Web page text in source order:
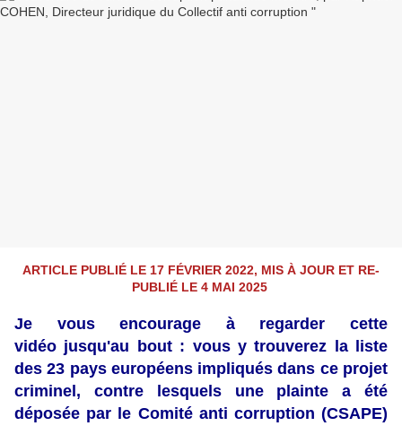
ARTICLE PUBLIÉ LE 17 FÉVRIER 2022, MIS À JOUR ET RE-
PUBLIÉ LE 4 MAI 2025
Je vous encourage à regarder cette
vidéo jusqu'au bout : vous y trouverez la liste
des 23 pays européens impliqués dans ce projet
criminel, contre lesquels une plainte a été
déposée par le Comité anti corruption (CSAPE)